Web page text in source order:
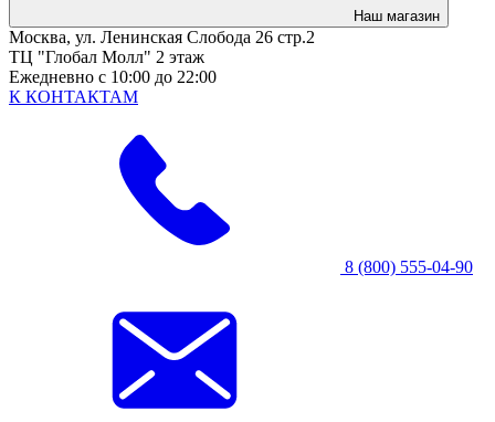
Наш магазин
Москва, ул. Ленинская Слобода 26 стр.2
ТЦ "Глобал Молл" 2 этаж
Ежедневно с 10:00 до 22:00
К КОНТАКТАМ
8 (800) 555-04-90